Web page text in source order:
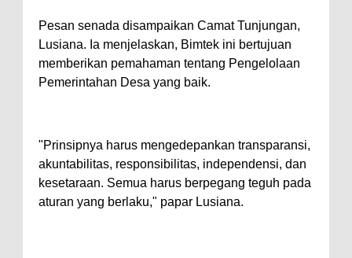
Pesan senada disampaikan Camat Tunjungan,
Lusiana. Ia menjelaskan, Bimtek ini bertujuan
memberikan pemahaman tentang Pengelolaan
Pemerintahan Desa yang baik.
"Prinsipnya harus mengedepankan transparansi,
akuntabilitas, responsibilitas, independensi, dan
kesetaraan. Semua harus berpegang teguh pada
aturan yang berlaku," papar Lusiana.